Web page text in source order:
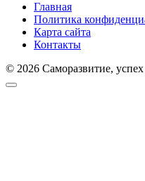
Главная
Политика
Карта сайта
Контакты
© 2026 Саморазвитие,